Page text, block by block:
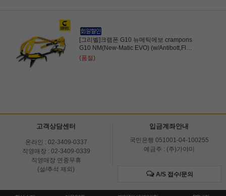
[그리벨]크램폰 G10 뉴메틱에보 crampons
G10 NM(New-Matic EVO) (w/Antibott,Flex
bar)설상 워킹용
(품절)
고객상담센터
온라인 : 02-3409-0337
직영매장 : 02-3409-0339
직영매장 연중무휴
(설/추석 제외)
입금계좌안내
국민은행 051001-04-100255
예금주 : (주)가야미
A/S 접수/문의